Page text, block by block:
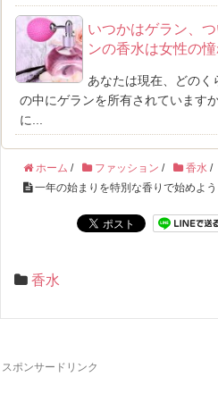
いつかはゲラン、
ンの香水は女性の
あなたは現在、どのく
の中にゲランを所有されています
に...
ホーム / ファッション / 香水 /
一年の始まりを特別な香りで始めよ
香水
スポンサードリンク